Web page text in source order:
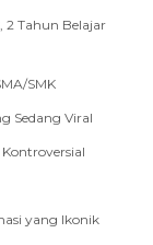
2 Tahun Belajar
SMK
Sedang Viral
yang Ikonik